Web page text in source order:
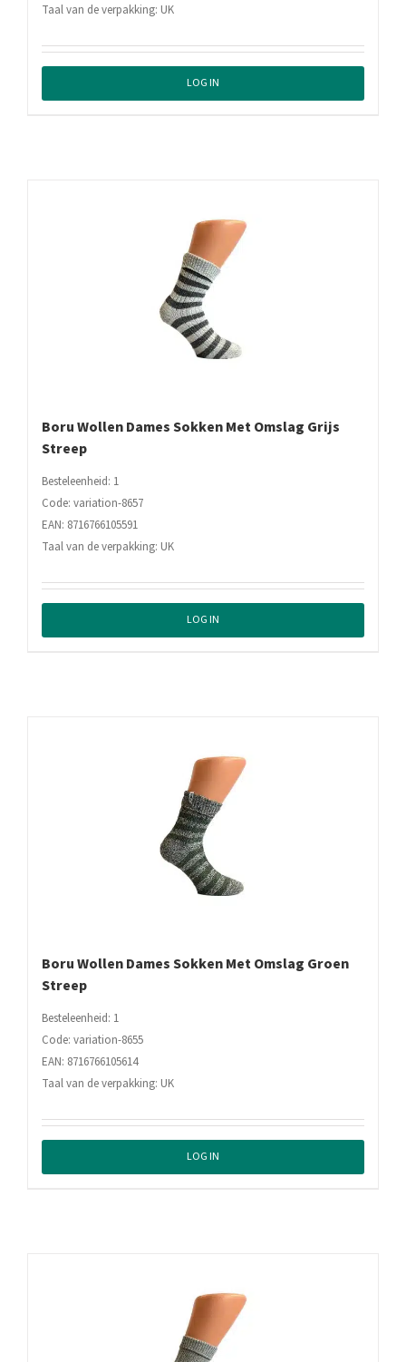
Taal van de verpakking: UK
LOG IN
Boru Wollen Dames Sokken Met Omslag Grijs
Streep
Besteleenheid: 1
Code: variation-8657
EAN: 8716766105591
Taal van de verpakking: UK
LOG IN
Boru Wollen Dames Sokken Met Omslag Groen
Streep
Besteleenheid: 1
Code: variation-8655
EAN: 8716766105614
Taal van de verpakking: UK
LOG IN